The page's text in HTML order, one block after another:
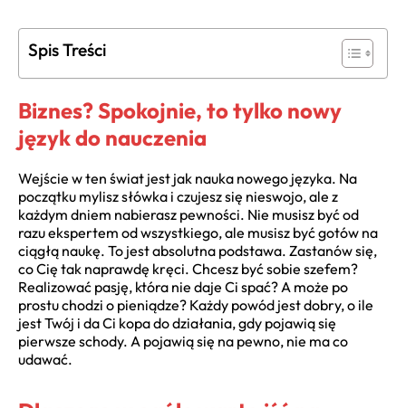
Spis Treści
Biznes? Spokojnie, to tylko nowy
język do nauczenia
Wejście w ten świat jest jak nauka nowego języka. Na
początku mylisz słówka i czujesz się nieswojo, ale z
każdym dniem nabierasz pewności. Nie musisz być od
razu ekspertem od wszystkiego, ale musisz być gotów na
ciągłą naukę. To jest absolutna podstawa. Zastanów się,
co Cię tak naprawdę kręci. Chcesz być sobie szefem?
Realizować pasję, która nie daje Ci spać? A może po
prostu chodzi o pieniądze? Każdy powód jest dobry, o ile
jest Twój i da Ci kopa do działania, gdy pojawią się
pierwsze schody. A pojawią się na pewno, nie ma co
udawać.